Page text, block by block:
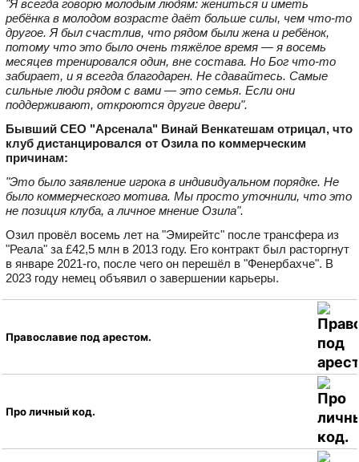
"Я всегда говорю молодым людям: жениться и иметь
ребёнка в молодом возрасте даёт больше силы, чем что‑то
другое. Я был счастлив, что рядом были жена и ребёнок,
потому что это было очень тяжёлое время — я восемь
месяцев тренировался один, вне состава. Но Бог что‑то
забирает, и я всегда благодарен. Не сдавайтесь. Самые
сильные люди рядом с вами — это семья. Если они
поддерживают, откроются другие двери".
Бывший CEO "Арсенала" Винай Венкатешам отрицал, что
клуб дистанцировался от Озила по коммерческим
причинам:
"Это было заявление игрока в индивидуальном порядке. Не
было коммерческого мотива. Мы просто уточнили, что это
не позиция клуба, а личное мнение Озила".
Озил провёл восемь лет на "Эмирейтс" после трансфера из
"Реала" за £42,5 млн в 2013 году. Его контракт был расторгнут
в январе 2021‑го, после чего он перешёл в "Фенербахче". В
2023 году немец объявил о завершении карьеры.
Православие под арестом.
Про личный код.